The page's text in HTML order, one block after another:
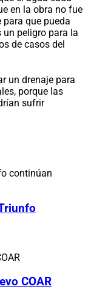
en la obra no fue
que pueda
un peligro para la
de casos del
un drenaje para
porque las
sufrir
COAR